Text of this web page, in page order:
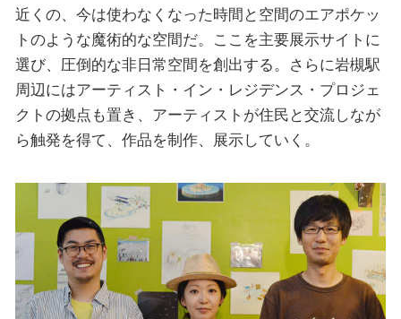
近くの、今は使わなくなった時間と空間のエアポケッ
トのような魔術的な空間だ。ここを主要展示サイトに
選び、圧倒的な非日常空間を創出する。さらに岩槻駅
周辺にはアーティスト・イン・レジデンス・プロジェ
クトの拠点も置き、アーティストが住民と交流しなが
ら触発を得て、作品を制作、展示していく。